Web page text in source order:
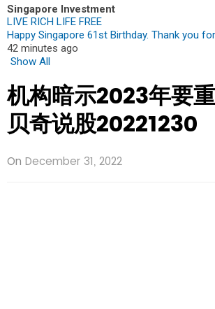
Singapore Investment
LIVE RICH LIFE FREE
Happy Singapore 61st Birthday. Thank you
42 minutes ago
Show All
机构暗示2023年要
贝奇说股20221230
On December 31, 2022